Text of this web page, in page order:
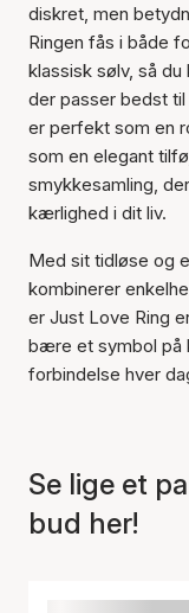
diskret, men
Ringen fås i både
klassisk sølv, så
der passer bedst
er perfekt som en
som en elegant
smykkesamling,
kærlighed i dit liv.
Med sit tidløse og
kombinerer
er Just Love Ring
bære et symbol på
forbindelse hver
Se lige et
bud her!